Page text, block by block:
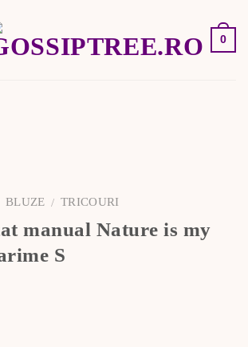
0
BLUZE / TRICOURI
manual Nature is my
S